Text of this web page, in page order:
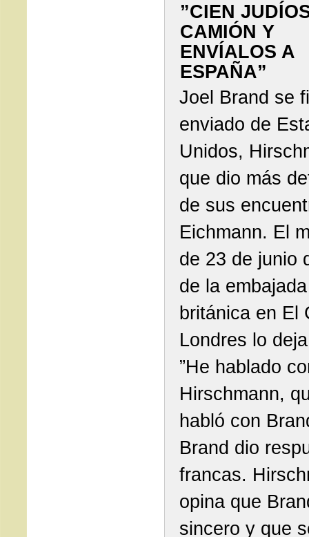
”CIEN
CAMIÓN Y
ENVÍALOS A
ESPAÑA”
Joel Brand se
enviado de
Unidos,
que dio más
de sus
Eichmann. El
de 23 de junio
de la embajada
británica en El
Londres lo
”He hablado
Hirschmann,
habló con
Brand dio
francas.
opina que
sincero y que